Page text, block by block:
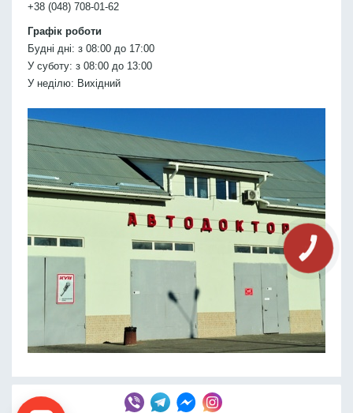
+38 (048) 708-01-62
Графік роботи
Будні дні: з 08:00 до 17:00
У суботу: з 08:00 до 13:00
У неділю: Вихідний
КНОПКА
СВЯЗИ